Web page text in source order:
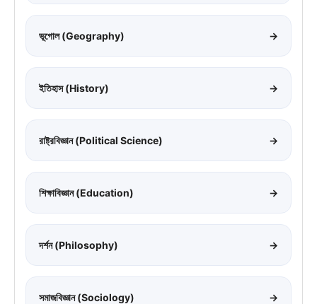
ভূগোল (Geography) →
ইতিহাস (History) →
রাষ্ট্রবিজ্ঞান (Political Science) →
শিক্ষাবিজ্ঞান (Education) →
দর্শন (Philosophy) →
সমাজবিজ্ঞান (Sociology) →